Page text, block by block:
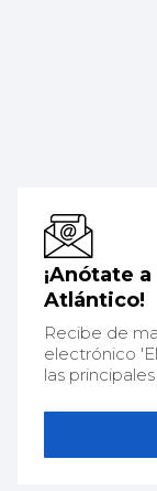
¡Anótate
Atlántico!
Recibe de
electrónico
las